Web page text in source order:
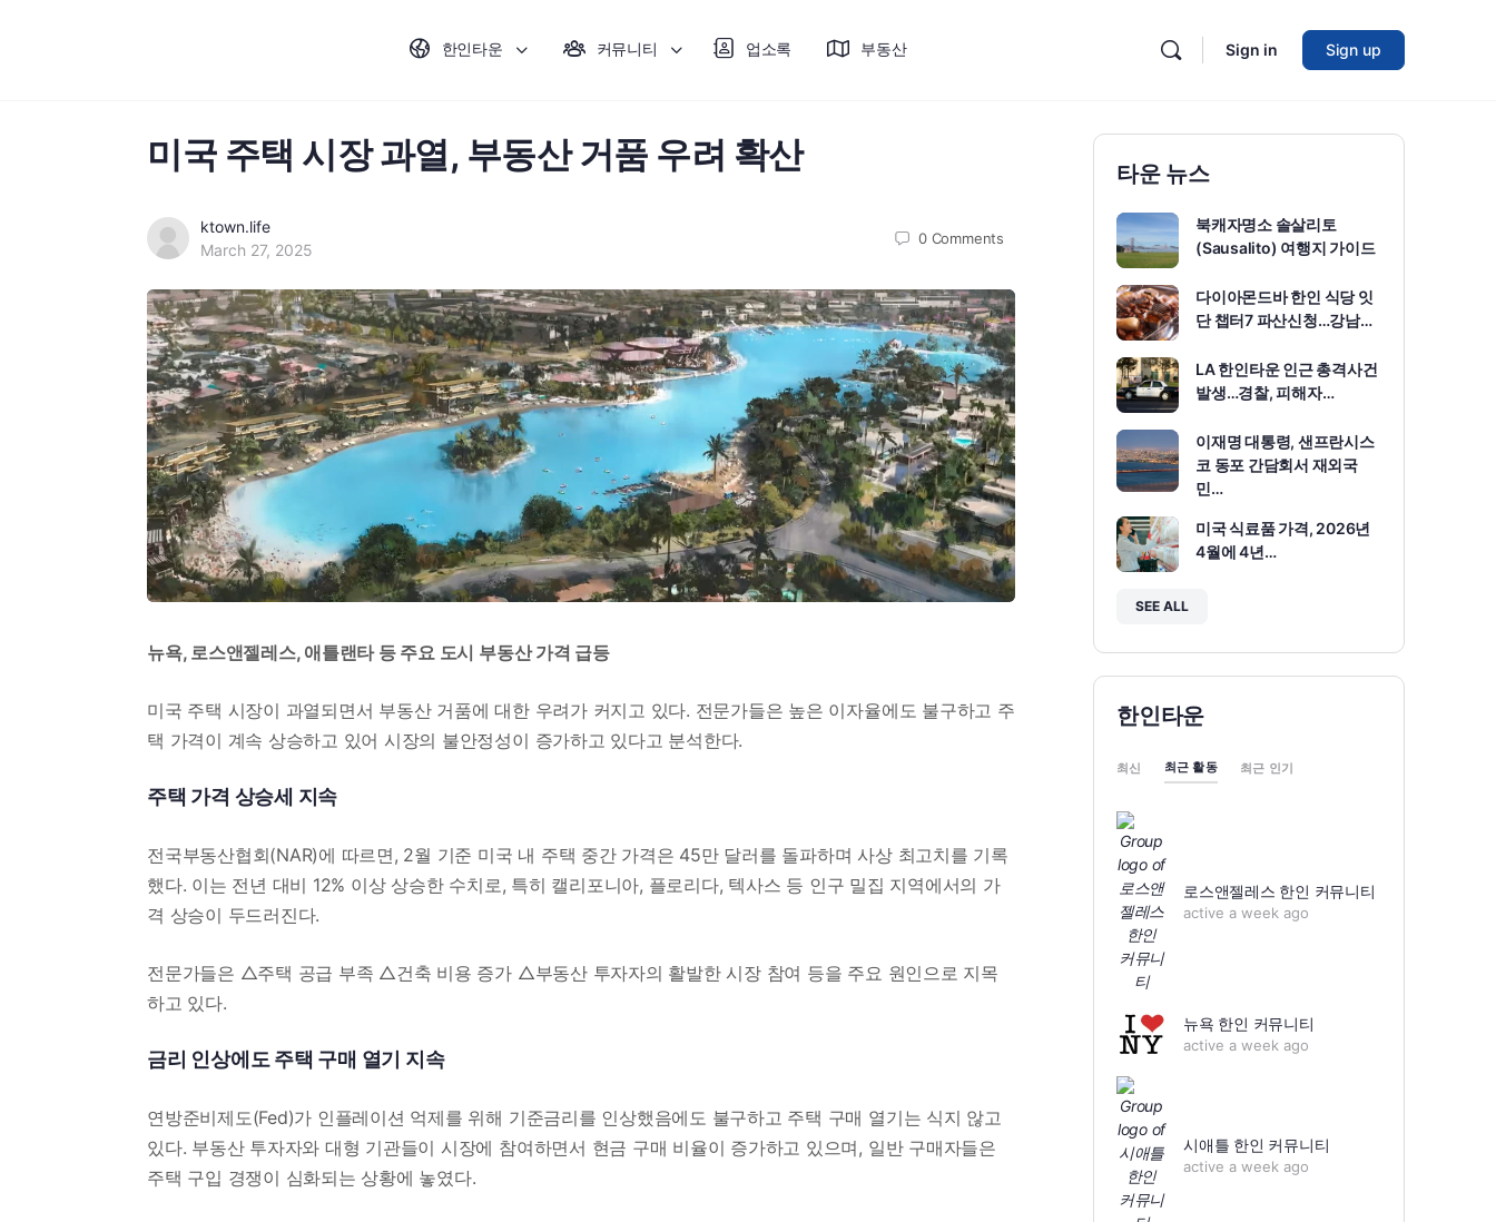
한인타운 커뮤니티 업소록 부동산 Sign in Sign up
미국 주택 시장 과열, 부동산 거품 우려 확산
ktown.life
March 27, 2025
0 Comments
뉴욕, 로스앤젤레스, 애틀랜타 등 주요 도시 부동산 가격 급등
미국 주택 시장이 과열되면서 부동산 거품에 대한 우려가 커지고 있다. 전문가들은 높은 이자율에도 불구하고 주
택 가격이 계속 상승하고 있어 시장의 불안정성이 증가하고 있다고 분석한다.
주택 가격 상승세 지속
전국부동산협회(NAR)에 따르면, 2월 기준 미국 내 주택 중간 가격은 45만 달러를 돌파하며 사상 최고치를 기록
했다. 이는 전년 대비 12% 이상 상승한 수치로, 특히 캘리포니아, 플로리다, 텍사스 등 인구 밀집 지역에서의 가
격 상승이 두드러진다.
전문가들은 △주택 공급 부족 △건축 비용 증가 △부동산 투자자의 활발한 시장 참여 등을 주요 원인으로 지목
하고 있다.
금리 인상에도 주택 구매 열기 지속
연방준비제도(Fed)가 인플레이션 억제를 위해 기준금리를 인상했음에도 불구하고 주택 구매 열기는 식지 않고
있다. 부동산 투자자와 대형 기관들이 시장에 참여하면서 현금 구매 비율이 증가하고 있으며, 일반 구매자들은
주택 구입 경쟁이 심화되는 상황에 놓였다.
타운 뉴스
북캐자명소 솔살리토
(Sausalito) 여행지 가이드
다이아몬드바 한인 식당 잇
단 챕터7 파산신청…강남…
LA 한인타운 인근 총격사건
발생…경찰, 피해자…
이재명 대통령, 샌프란시스
코 동포 간담회서 재외국
민…
미국 식료품 가격, 2026년
4월에 4년…
SEE ALL
한인타운
최신 최근 활동 최근 인기
로스앤젤레스 한인 커뮤니티
active a week ago
뉴욕 한인 커뮤니티
active a week ago
시애틀 한인 커뮤니티
active a week ago